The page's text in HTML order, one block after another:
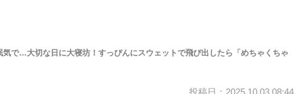
気で…大切な日に大寝坊！すっぴんにスウェットで飛び出したら「めちゃくちゃ
投稿日：2025.10.03 08:44